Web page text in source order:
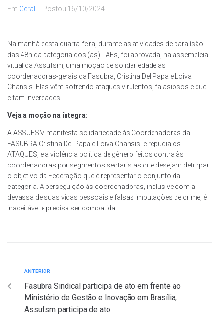
Em Geral Postou 16/10/2024
Na manhã desta quarta-feira, durante as atividades de paralisão
das 48h da categoria dos (as) TAEs, foi aprovada, na assembleia
vitual da Assufsm, uma moção de solidariedade às
coordenadoras-gerais da Fasubra, Cristina Del Papa e Loiva
Chansis. Elas vêm sofrendo ataques virulentos, falasiosos e que
citam inverdades.
Veja a moção na íntegra:
A ASSUFSM manifesta solidariedade às Coordenadoras da
FASUBRA Cristina Del Papa e Loiva Chansis, e repudia os
ATAQUES, e a violência política de gênero feitos contra às
coordenadoras por segmentos sectaristas que desejam deturpar
o objetivo da Federação que é representar o conjunto da
categoria. A perseguição às coordenadoras, inclusive com a
devassa de suas vidas pessoais e falsas imputações de crime, é
inaceitável e precisa ser combatida.
ANTERIOR
Fasubra Sindical participa de ato em frente ao
Ministério de Gestão e Inovação em Brasília;
Assufsm participa de ato